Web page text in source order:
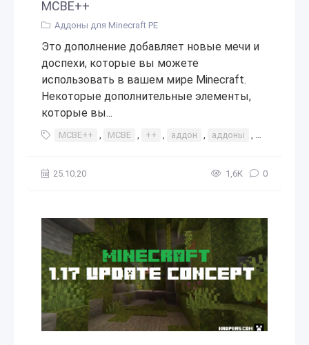
MCBE++
Аддоны для Minecraft PE
Это дополнение добавляет новые мечи и
доспехи, которые вы можете
использовать в вашем мире Minecraft.
Некоторые дополнительные элементы,
которые вы...
MCBE++ , MCBE , ++ , аддон , аддоны , интересное
25.10.20 1,6К 0